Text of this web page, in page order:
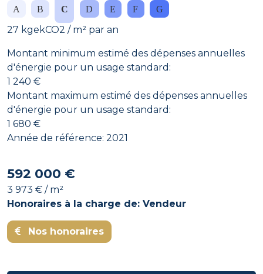
27 kgekCO2 / m² par an
Montant minimum estimé des dépenses annuelles
d'énergie pour un usage standard:
1 240 €
Montant maximum estimé des dépenses annuelles
d'énergie pour un usage standard:
1 680 €
Année de référence: 2021
592 000 €
3 973 € / m²
Honoraires à la charge de: Vendeur
Nos honoraires